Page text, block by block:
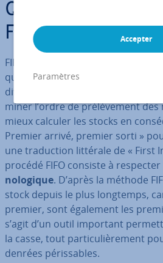
Qu’est-ce que la
FIFO ?
FIFO est l’acronyme de
qui désigne un procédé de
diverses mar­chan­dises. Le
mi­ner l’ordre de pré­lè­ve­ment
mieux calculer les stocks en
Premier arrivé, premier sorti »
une tra­duc­tion littérale de « First
procédé FIFO consiste à
no­lo­gique. D’après la méthode
stock depuis le plus longtemps,
premier, sont également les
s’agit d’un outil important
la casse, tout par­ti­cu­liè­re­ment
denrées pé­ris­sables.
Accepter
Paramètres